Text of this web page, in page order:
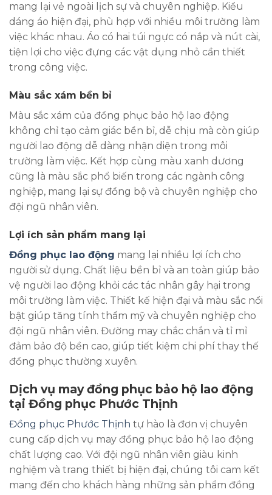
mang lại vẻ ngoài lịch sự và chuyên nghiệp. Kiểu
dáng áo hiện đại, phù hợp với nhiều môi trường làm
việc khác nhau. Áo có hai túi ngực có nắp và nút cài,
tiện lợi cho việc đựng các vật dụng nhỏ cần thiết
trong công việc.
Màu sắc xám bền bỉ
Màu sắc xám của đồng phục bảo hộ lao động
không chỉ tạo cảm giác bền bỉ, dễ chịu mà còn giúp
người lao động dễ dàng nhận diện trong môi
trường làm việc. Kết hợp cùng màu xanh dương
cũng là màu sắc phổ biến trong các ngành công
nghiệp, mang lại sự đồng bộ và chuyên nghiệp cho
đội ngũ nhân viên.
Lợi ích sản phẩm mang lại
Đồng phục lao động mang lại nhiều lợi ích cho
người sử dụng. Chất liệu bền bỉ và an toàn giúp bảo
vệ người lao động khỏi các tác nhân gây hại trong
môi trường làm việc. Thiết kế hiện đại và màu sắc nổi
bật giúp tăng tính thẩm mỹ và chuyên nghiệp cho
đội ngũ nhân viên. Đường may chắc chắn và tỉ mỉ
đảm bảo độ bền cao, giúp tiết kiệm chi phí thay thế
đồng phục thường xuyên.
Dịch vụ may đồng phục bảo hộ lao động
tại Đồng phục Phước Thịnh
Đồng phục Phước Thịnh tự hào là đơn vị chuyên
cung cấp dịch vụ may đồng phục bảo hộ lao động
chất lượng cao. Với đội ngũ nhân viên giàu kinh
nghiệm và trang thiết bị hiện đại, chúng tôi cam kết
mang đến cho khách hàng những sản phẩm đồng